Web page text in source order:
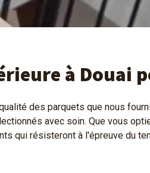
à Douai
des parquets que nous
avec soin. Que vous
qui résisteront à l'épreuve du